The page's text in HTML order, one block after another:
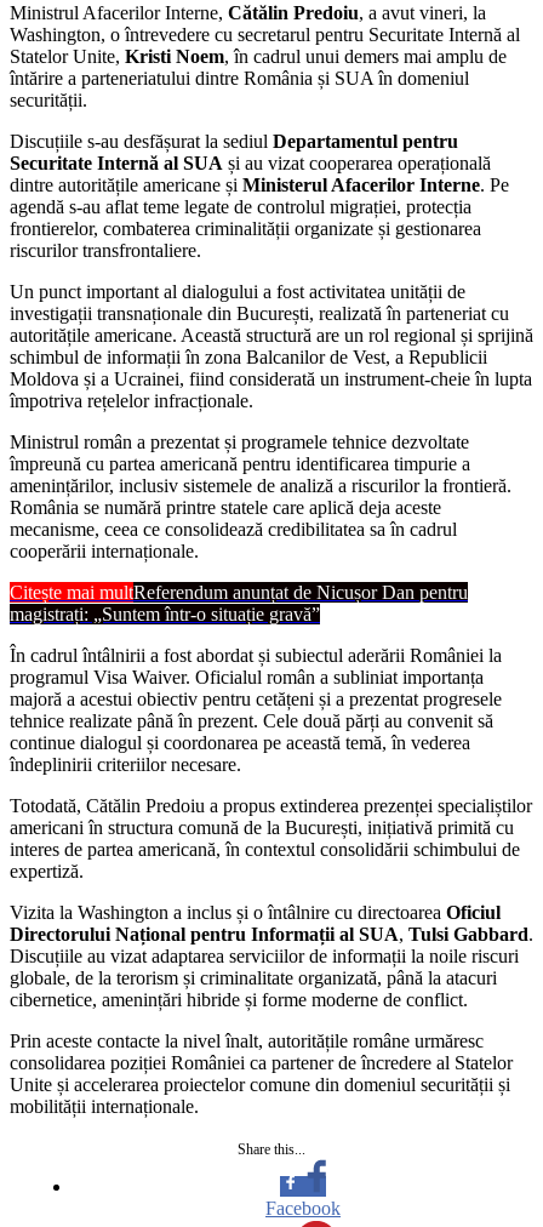
Ministrul Afacerilor Interne, Cătălin Predoiu, a avut vineri, la
Washington, o întrevedere cu secretarul pentru Securitate Internă al
Statelor Unite, Kristi Noem, în cadrul unui demers mai amplu de
întărire a parteneriatului dintre România și SUA în domeniul
securității.
Discuțiile s-au desfășurat la sediul Departamentul pentru
Securitate Internă al SUA și au vizat cooperarea operațională
dintre autoritățile americane și Ministerul Afacerilor Interne. Pe
agendă s-au aflat teme legate de controlul migrației, protecția
frontierelor, combaterea criminalității organizate și gestionarea
riscurilor transfrontaliere.
Un punct important al dialogului a fost activitatea unității de
investigații transnaționale din București, realizată în parteneriat cu
autoritățile americane. Această structură are un rol regional și sprijină
schimbul de informații în zona Balcanilor de Vest, a Republicii
Moldova și a Ucrainei, fiind considerată un instrument-cheie în lupta
împotriva rețelelor infracționale.
Ministrul român a prezentat și programele tehnice dezvoltate
împreună cu partea americană pentru identificarea timpurie a
amenințărilor, inclusiv sistemele de analiză a riscurilor la frontieră.
România se numără printre statele care aplică deja aceste
mecanisme, ceea ce consolidează credibilitatea sa în cadrul
cooperării internaționale.
Citește mai multReferendum anunțat de Nicușor Dan pentru
magistrați: „Suntem într-o situație gravă”
În cadrul întâlnirii a fost abordat și subiectul aderării României la
programul Visa Waiver. Oficialul român a subliniat importanța
majoră a acestui obiectiv pentru cetățeni și a prezentat progresele
tehnice realizate până în prezent. Cele două părți au convenit să
continue dialogul și coordonarea pe această temă, în vederea
îndeplinirii criteriilor necesare.
Totodată, Cătălin Predoiu a propus extinderea prezenței specialiștilor
americani în structura comună de la București, inițiativă primită cu
interes de partea americană, în contextul consolidării schimbului de
expertiză.
Vizita la Washington a inclus și o întâlnire cu directoarea Oficiul
Directorului Național pentru Informații al SUA, Tulsi Gabbard.
Discuțiile au vizat adaptarea serviciilor de informații la noile riscuri
globale, de la terorism și criminalitate organizată, până la atacuri
cibernetice, amenințări hibride și forme moderne de conflict.
Prin aceste contacte la nivel înalt, autoritățile române urmăresc
consolidarea poziției României ca partener de încredere al Statelor
Unite și accelerarea proiectelor comune din domeniul securității și
mobilității internaționale.
Share this...
Facebook